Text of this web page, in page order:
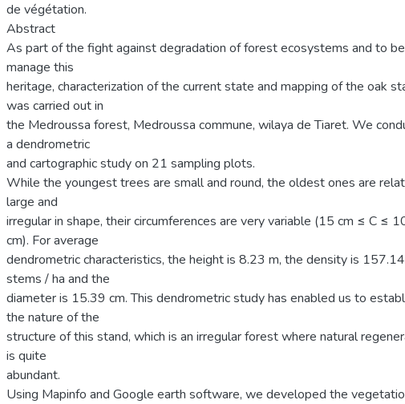
de végétation.
Abstract
As part of the fight against degradation of forest ecosystems and to
manage this
heritage, characterization of the current state and mapping of the oak
was carried out in
the Medroussa forest, Medroussa commune, wilaya de Tiaret. We
a dendrometric
and cartographic study on 21 sampling plots.
While the youngest trees are small and round, the oldest ones are
large and
irregular in shape, their circumferences are very variable (15 cm ≤ C ≤
cm). For average
dendrometric characteristics, the height is 8.23 m, the density is 157.14
stems / ha and the
diameter is 15.39 cm. This dendrometric study has enabled us to
the nature of the
structure of this stand, which is an irregular forest where natural
is quite
abundant.
Using Mapinfo and Google earth software, we developed the